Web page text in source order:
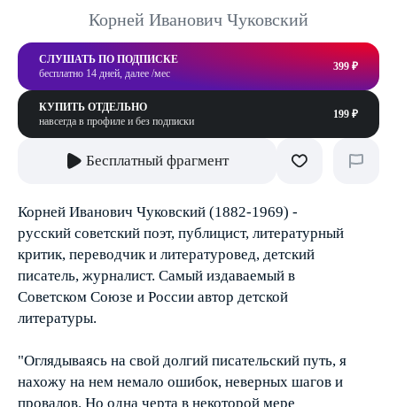
Корней Иванович Чуковский
СЛУШАТЬ ПО ПОДПИСКЕ
бесплатно 14 дней, далее /мес
399 ₽
КУПИТЬ ОТДЕЛЬНО
навсегда в профиле и без подписки
199 ₽
Бесплатный фрагмент
Корней Иванович Чуковский (1882-1969) -
русский советский поэт, публицист, литературный
критик, переводчик и литературовед, детский
писатель, журналист. Самый издаваемый в
Советском Союзе и России автор детской
литературы.
"Оглядываясь на свой долгий писательский путь, я
нахожу на нем немало ошибок, неверных шагов и
провалов. Но одна черта в некоторой мере